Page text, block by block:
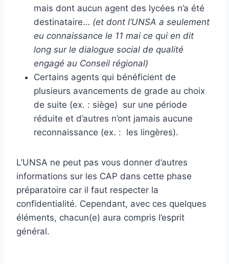
mais dont aucun agent des lycées n’a été
destinataire… (et dont l’UNSA a seulement
eu connaissance le 11 mai ce qui en dit
long sur le dialogue social de qualité
engagé au Conseil régional)
Certains agents qui bénéficient de
plusieurs avancements de grade au choix
de suite (ex. : siège) sur une période
réduite et d’autres n’ont jamais aucune
reconnaissance (ex. : les lingères).
L’UNSA ne peut pas vous donner d’autres
informations sur les CAP dans cette phase
préparatoire car il faut respecter la
confidentialité. Cependant, avec ces quelques
éléments, chacun(e) aura compris l’esprit
général.